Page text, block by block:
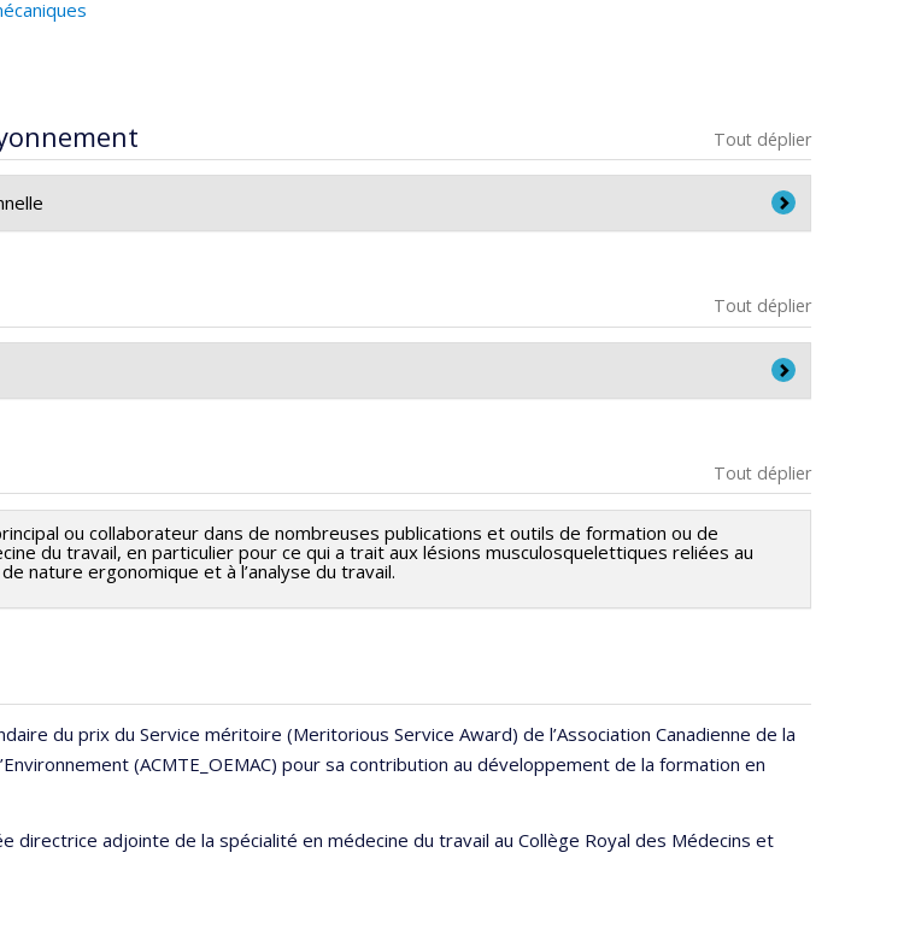
Tout déplier
Tout déplier
de la spécialité en médecine du travail
Tout déplier
ou collaborateur dans de nombreuses publications et outils de formation ou de
du travail, en particulier pour ce qui a trait aux lésions musculosquelettiques reliées au
nature ergonomique et à l’analyse du travail.
du prix du Service méritoire (Meritorious Service Award) de l’Association Canadienne de la
(ACMTE_OEMAC) pour sa contribution au développement de la formation en
directrice adjointe de la spécialité en médecine du travail au Collège Royal des Médecins et